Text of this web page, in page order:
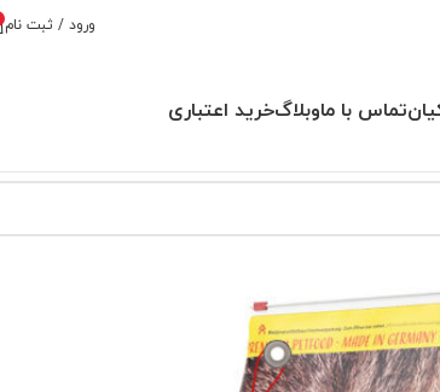
ورود / ثبت نام
تماس با ماوبلاگخرید اعتباری